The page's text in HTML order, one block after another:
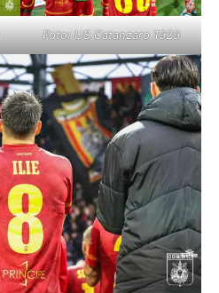
Foto: US Catanzaro 1929